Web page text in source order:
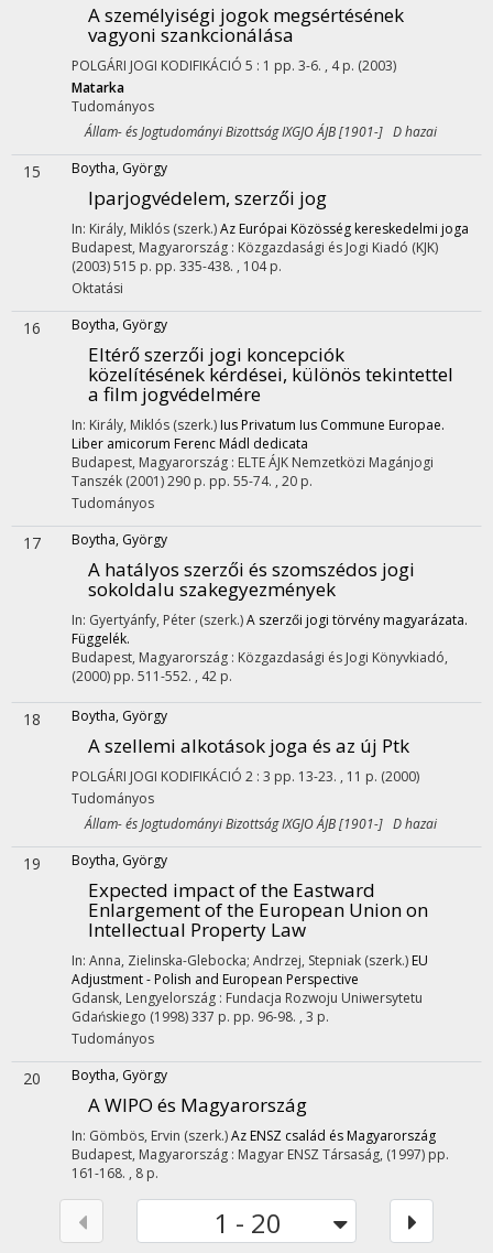
A személyiségi jogok megsértésének
vagyoni szankcionálása
POLGÁRI JOGI KODIFIKÁCIÓ 5 : 1 pp. 3-6. , 4 p. (2003)
Matarka
Tudományos
Állam- és Jogtudományi Bizottság IXGJO ÁJB [1901-] D hazai
15 Boytha, György
Iparjogvédelem, szerzői jog
In: Király, Miklós (szerk.)Az Európai Közösség kereskedelmi joga
Budapest, Magyarország : Közgazdasági és Jogi Kiadó (KJK)
(2003)515 p. pp. 335-438. , 104 p.
Oktatási
16 Boytha, György
Eltérő szerzői jogi koncepciók
közelítésének kérdései, különös tekintettel
a film jogvédelmére
In: Király, Miklós (szerk.) Ius Privatum Ius Commune Europae.
Liber amicorum Ferenc Mádl dedicata
Budapest, Magyarország : ELTE ÁJK Nemzetközi Magánjogi
Tanszék (2001)290 p. pp. 55-74. , 20 p.
Tudományos
17 Boytha, György
A hatályos szerzői és szomszédos jogi
sokoldalu szakegyezmények
In: Gyertyánfy, Péter (szerk.)A szerzői jogi törvény magyarázata.
Függelék.
Budapest, Magyarország : Közgazdasági és Jogi Könyvkiadó,
(2000) pp. 511-552. , 42 p.
18 Boytha, György
A szellemi alkotások joga és az új Ptk
POLGÁRI JOGI KODIFIKÁCIÓ 2 : 3 pp. 13-23. , 11 p. (2000)
Tudományos
Állam- és Jogtudományi Bizottság IXGJO ÁJB [1901-] D hazai
19 Boytha, György
Expected impact of the Eastward
Enlargement of the European Union on
Intellectual Property Law
In: Anna, Zielinska-Glebocka; Andrzej, Stepniak (szerk.) EU
Adjustment - Polish and European Perspective
Gdansk, Lengyelország : Fundacja Rozwoju Uniwersytetu
Gdańskiego (1998)337 p. pp. 96-98. , 3 p.
Tudományos
20 Boytha, György
A WIPO és Magyarország
In: Gömbös, Ervin (szerk.)Az ENSZ család és Magyarország
Budapest, Magyarország : Magyar ENSZ Társaság, (1997) pp.
161-168. , 8 p.
1 - 20